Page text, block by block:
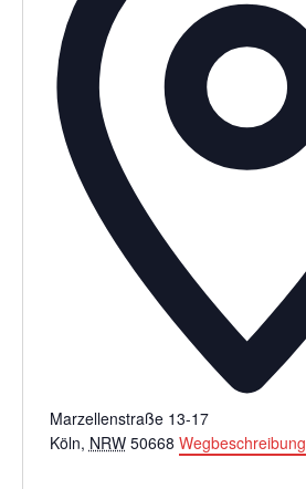
Marzellenstraße 13-17
Köln, NRW 50668 Wegbeschreibung